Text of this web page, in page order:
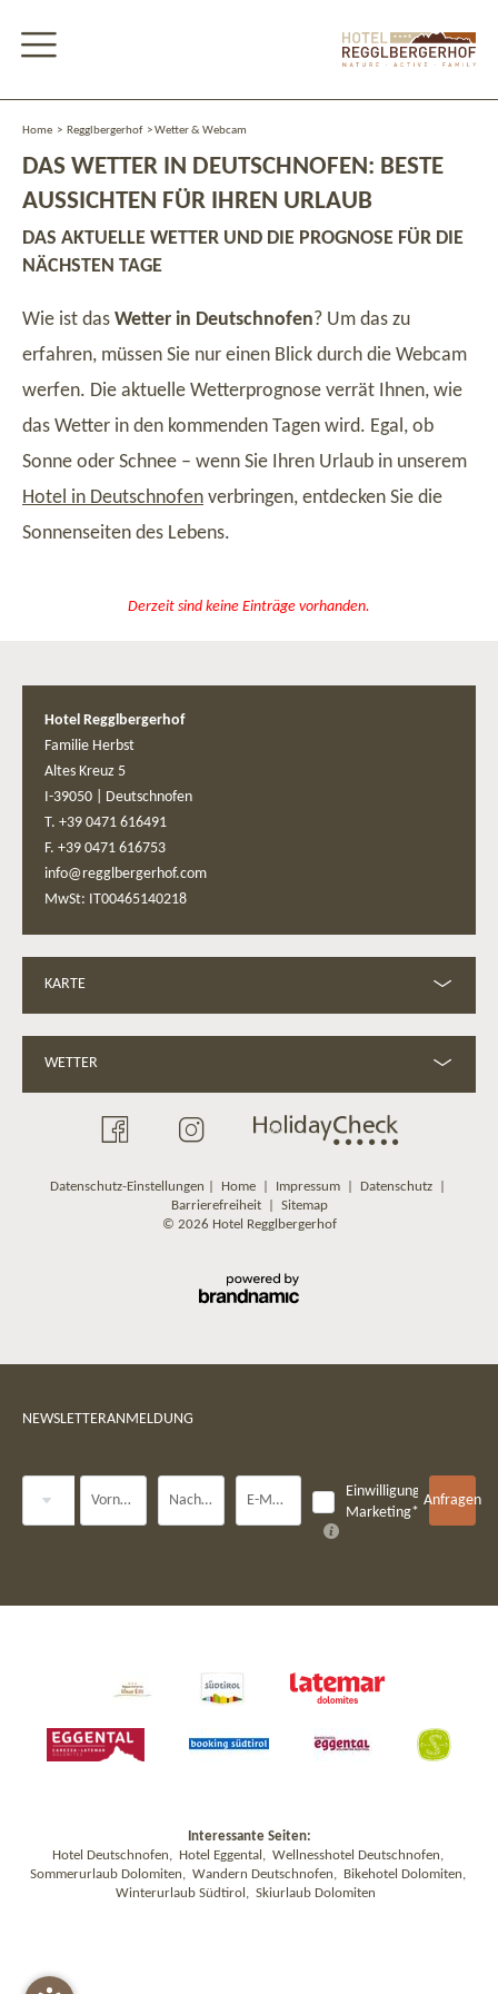
Home > Regglbergerhof >Wetter & Webcam
DAS WETTER IN DEUTSCHNOFEN: BESTE
AUSSICHTEN FÜR IHREN URLAUB
DAS AKTUELLE WETTER UND DIE PROGNOSE FÜR DIE
NÄCHSTEN TAGE
Wie ist das Wetter in Deutschnofen? Um das zu
erfahren, müssen Sie nur einen Blick durch die Webcam
werfen. Die aktuelle Wetterprognose verrät Ihnen, wie
das Wetter in den kommenden Tagen wird. Egal, ob
Sonne oder Schnee – wenn Sie Ihren Urlaub in unserem
Hotel in Deutschnofen verbringen, entdecken Sie die
Sonnenseiten des Lebens.
Derzeit sind keine Einträge vorhanden.
Hotel Regglbergerhof
Familie Herbst
Altes Kreuz 5
I-39050
Deutschnofen
T. +39 0471 616491
F. +39 0471 616753
info@regglbergerhof.com
MwSt: IT00465140218
KARTE
WETTER
Datenschutz-Einstellungen Home| Impressum| Datenschutz|
Barrierefreiheit| Sitemap
© 2026 Hotel Regglbergerhof
NEWSLETTERANMELDUNG
Vorname Nachname* E-Mail*
Einwilligung
Marketing*
Anfragen
Interessante Seiten:
Hotel Deutschnofen, Hotel Eggental , Wellnesshotel Deutschnofen,
Sommerurlaub Dolomiten, Wandern Deutschnofen, Bikehotel Dolomiten,
Winterurlaub Südtirol , Skiurlaub Dolomiten